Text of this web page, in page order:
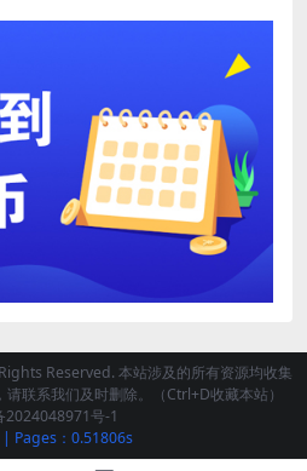
Reserved. 本站涉及的所有资源均收集
联系我们及时删除。（Ctrl+D收藏本站）
2024048971号-1
| Pages：0.51806s